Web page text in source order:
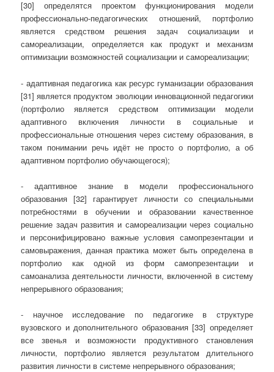
[30] определятся проектом функционирования модели
профессионально-педагогических отношений, портфолио
является средством решения задач социализации и
самореализации, определяется как продукт и механизм
оптимизации возможностей социализации и самореализации;
- адаптивная педагогика как ресурс гуманизации образования
[31] является продуктом эволюции инновационной педагогики
(портфолио является средством оптимизации модели
адаптивного включения личности в социальные и
профессиональные отношения через систему образования, в
таком понимании речь идёт не просто о портфолио, а об
адаптивном портфолио обучающегося);
- адаптивное знание в модели профессионального
образования [32] гарантирует личности со специальными
потребностями в обучении и образовании качественное
решение задач развития и самореализации через социально
и персонифицировано важные условия самопрезентации и
самовыражения, данная практика может быть определена в
портфолио как одной из форм самопрезентации и
самоанализа деятельности личности, включенной в систему
непрерывного образования;
- научное исследование по педагогике в структуре
вузовского и дополнительного образования [33] определяет
все звенья и возможности продуктивного становления
личности, портфолио является результатом длительного
развития личности в системе непрерывного образования;